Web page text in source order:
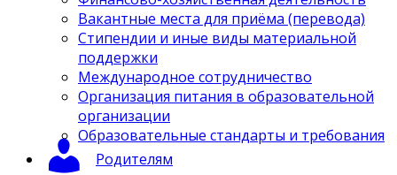
Вакантные места для приёма (перевода)
Стипендии и иные виды материальной
поддержки
Международное сотрудничество
Организация питания в образовательной
организации
Образовательные стандарты и требования
Родителям